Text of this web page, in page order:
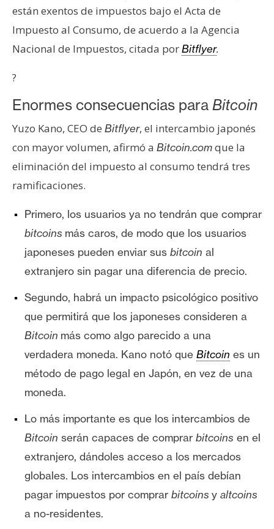
I
á
l
i
i
s
N
o
a
s
e
P
r
e
s
a
T
e
m
s
están exentos de impuestos bajo el Acta de
Impuesto al Consumo, de acuerdo a la Agencia
Nacional de Impuestos, citada porBitflyer.
?
Enormes consecuencias para Bitcoin
Yuzo Kano, CEO de Bitflyer, el intercambio japonés
con mayor volumen, afirmó a Bitcoin.comque la
eliminación del impuesto al consumo tendrá tres
ramificaciones.
Primero, los usuarios ya no tendrán que comprar
bitcoins más caros, de modo que los usuarios
japoneses pueden enviar sus bitcoin al
extranjero sin pagar una diferencia de precio.
Segundo, habrá un impacto psicológico positivo
que permitirá que los japoneses consideren a
Bitcoin más como algo parecido a una
verdadera moneda. Kano notó que Bitcoin es un
método de pago legal en Japón, en vez de una
moneda.
Lo más importante es que los intercambios de
Bitcoin serán capaces de comprar bitcoins en el
extranjero, dándoles acceso a los mercados
globales. Los intercambios en el país debían
pagar impuestos por comprar bitcoins y altcoins
a no-residentes.